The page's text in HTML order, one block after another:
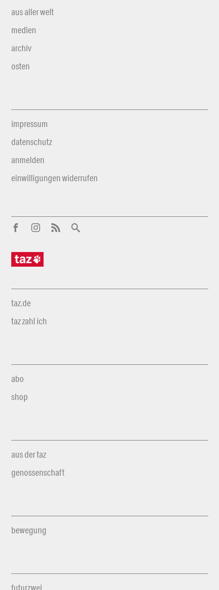
aus aller welt
medien
archiv
osten
impressum
datenschutz
anmelden
einwilligungen widerrufen
taz.de
taz zahl ich
abo
shop
aus der taz
genossenschaft
bewegung
futurzwei